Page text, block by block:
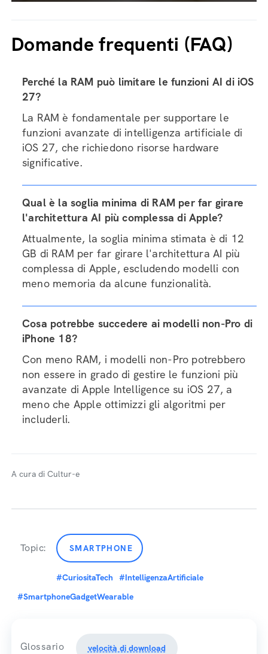
Domande frequenti (FAQ)
Perché la RAM può limitare le funzioni AI di iOS
27?
La RAM è fondamentale per supportare le
funzioni avanzate di intelligenza artificiale di
iOS 27, che richiedono risorse hardware
significative.
Qual è la soglia minima di RAM per far girare
l'architettura AI più complessa di Apple?
Attualmente, la soglia minima stimata è di 12
GB di RAM per far girare l'architettura AI più
complessa di Apple, escludendo modelli con
meno memoria da alcune funzionalità.
Cosa potrebbe succedere ai modelli non-Pro di
iPhone 18?
Con meno RAM, i modelli non-Pro potrebbero
non essere in grado di gestire le funzioni più
avanzate di Apple Intelligence su iOS 27, a
meno che Apple ottimizzi gli algoritmi per
includerli.
A cura di Cultur-e
Topic: SMARTPHONE
#CuriositaTech
#IntelligenzaArtificiale
#SmartphoneGadgetWearable
Glossario velocità di download